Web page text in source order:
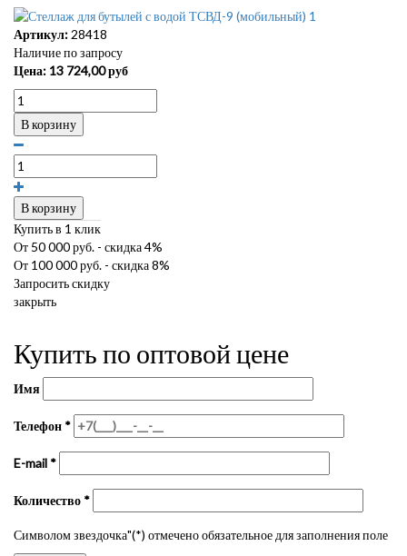
Артикул: 28418
Наличие по запросу
Цена: 13 724,00руб
В корзину
В корзину
Купить в 1 клик
От 50 000 руб. - скидка 4%
От 100 000 руб. - скидка 8%
Запросить скидку
закрыть
Купить по оптовой цене
Имя
Телефон *
E-mail *
Количество *
Символом звездочка"(*) отмечено обязательное для заполнения поле